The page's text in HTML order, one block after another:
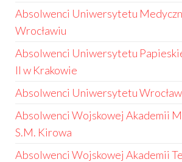
Absolwenci Uniwersytetu
Wrocławiu
Absolwenci Uniwersytetu
II w Krakowie
Absolwenci Uniwersytetu
Absolwenci Wojskowej Akademii
S.M. Kirowa
Absolwenci Wojskowej Akademii